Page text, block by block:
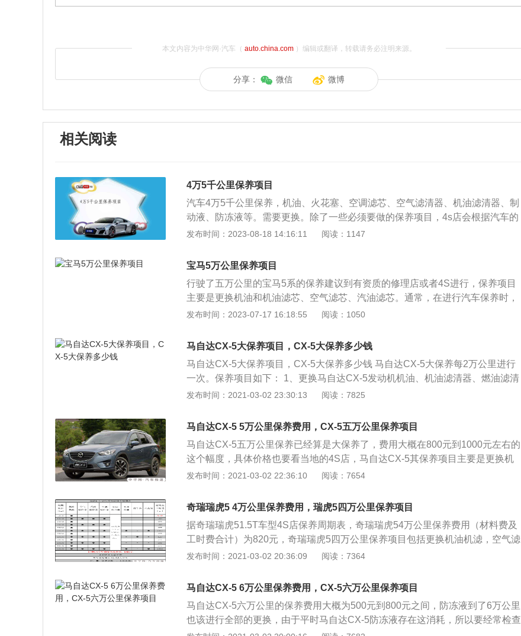
本文内容为中华网·汽车（ auto.china.com）编辑或翻译，转载请务必注明来源。
分享： 微信 微博
相关阅读
4万5千公里保养项目
汽车4万5千公里保养，机油、火花塞、空调滤芯、空气滤清器、机油滤清器、制
动液、防冻液等。需要更换。除了一些必须要做的保养项目，4s店会根据汽车的
使用情况和配件的使用情况来决定是否需要更换配件。另外，还要检查发动机、
行检查和维护。在发动机的高温高压环境下，机油的质保期会大大缩短，发动机
的性能会大大降低。因此，更换机油对于汽车保养是很有必要的。一般来说，半
合成机油的使用寿命是6500公里，合成机油是10000公里，矿物机油是5000公
里。建议新车机油更换周期为5000公里。发动机在润滑系统中配备了机油滤清
器。目的是防止杂质混入机油中引起氧化，从而堵塞发动机的油路。因此，更换
保养期间必须更换。如果长期不更换，会直接影响发动机的动力、性能和油耗。
发布时间：2023-08-18 14:16:11 阅读：1147
宝马5万公里保养项目
行驶了五万公里的宝马5系的保养建议到有资质的修理店或者4S进行，保养项目
主要是更换机油和机油滤芯、空气滤芯、汽油滤芯。通常，在进行汽车保养时，
作业人员会根据车子的具体情况做其他检查，还会增加其他保养项目。宝马5系
气滤清器；2、发动机通过三清三滤作业后，应易启动、运转平稳、排气正常
（指尾气达标）、水温、机油压力符合要求、转速平稳、无异响、各皮带张紧适
度，无四漏（水、油、电、气）现象。3、方向自由行程和前束符合要求,转向轻
便、灵活、可靠，行驶时前轮无左右摆头和跑偏。4、离合器自由行程符合要
求，操作方便、分离彻底、结合平稳、可靠，无异响，液压系统无漏油。5、变
热，不跳挡、换挡灵活、不漏油。6、制动踏板自由行程和制动器间歇符合要
求，行车、驻车制动良好，制动时无跑偏现象和制动时拖滞现象，惯性比例阀工
作正常，不漏油。7、轮胎压力正常（不同的车型规定的高低压标准不同）。8、
起动机、灯光、仪表、信号灯、按钮、开关附属设备齐全、完整，能工作正常。
发布时间：2023-07-17 16:18:55 阅读：1050
马自达CX-5大保养项目，CX-5大保养多少钱
马自达CX-5大保养项目，CX-5大保养多少钱 马自达CX-5大保养每2万公里进行
一次。保养项目如下： 1、更换马自达CX-5发动机机油、机油滤清器、燃油滤清
器、空气滤清器； 2、检查马自达CX-5制动系统有无漏油，刹车片是否在规定厚
4、检查马自达CX-5变速器、传动轴、万向节护套有无渗油及损坏； 5、检查马
自达CX-5轮胎花纹深度、轮胎气压、轮胎磨损情况，必要时做四轮定位； 6、检
查马自达CX-5节气门、怠速阀是否过脏，必要时清洗； 7、检查马自达CX-5火花
塞状况，必要时更换，免拆清洗喷油嘴； 8、检查马自达CX-5转向助力、制动系
统和自动变速器的状况； 9、检测马自达CX-5制动力、变速、转向是否正常； 1
发布时间：2021-03-02 23:30:13 阅读：7825
马自达CX-5 5万公里保养费用，CX-5五万公里保养项目
马自达CX-5五万公里保养已经算是大保养了，费用大概在800元到1000元左右的
这个幅度，具体价格也要看当地的4S店，马自达CX-5其保养项目主要是更换机
油三滤以及全车油再有就是一些必要的常规检查项目，比如更换刹车油、变速箱
以及发动机外部皮带等橡胶部件的老化磨损情况是否正常，检查发动机变速箱以
及减振器等有无漏油的现象，再有就是根据车辆的使用情况检查一下进排气系统
的积碳情况，如有必要则对进排气系统以及润滑油路进行清洗维护保养，一般包
括：清洗喷油嘴、清洗节气门怠速阀、清洗进气道、清洗三元催化器以及清洗发
动机润滑油路等。
发布时间：2021-03-02 22:36:10 阅读：7654
奇瑞瑞虎5 4万公里保养费用，瑞虎5四万公里保养项目
据奇瑞瑞虎51.5T车型4S店保养周期表，奇瑞瑞虎54万公里保养费用（材料费及
工时费合计）为820元，奇瑞瑞虎5四万公里保养项目包括更换机油机滤，空气滤
清器，汽油滤清器，空调滤清器，刹车油。奇瑞瑞虎54万公里保养总费用（材料
册上一致：每5000公里保养一次。但在配件方面，4S店建议空气滤芯、汽油滤芯
和空调滤芯每1万公里更换一次；变速箱油和火花塞每3万公里更换一次；刹车油
每4万公里更换一次。 根据瑞虎5经销商经销商建议保养周期表，瑞虎5四万公里
保养费用（材料及工时费合计）为2442元。总保养费用为MT：4933元CVT：55
发布时间：2021-03-02 20:36:09 阅读：7364
马自达CX-5 6万公里保养费用，CX-5六万公里保养项目
马自达CX-5六万公里的保养费用大概为500元到800元之间，防冻液到了6万公里
也该进行全部的更换，由于平时马自达CX-5防冻液存在这消耗，所以要经常检查
防冻液的页面高度，即使补充防冻液。防冻液可以减少水垢，给发动机减少提供